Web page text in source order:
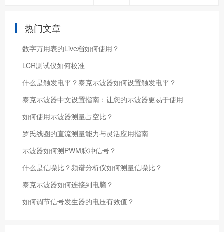
热门文章
数字万用表的Live档如何使用？
LCR测试仪如何校准
什么是触发电平？泰克示波器如何设置触发电平？
泰克示波器中文设置指南：让您的示波器更易于使用
如何使用示波器测量占空比？
罗氏线圈的直流测量能力与灵活应用指南
示波器如何测PWM脉冲信号？
什么是信噪比？频谱分析仪如何测量信噪比？
泰克示波器如何连接到电脑？
如何调节信号发生器的电压有效值？